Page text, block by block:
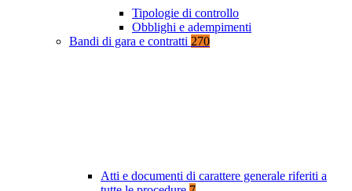
Tipologie di controllo
Obblighi e adempimenti
Bandi di gara e contratti 270
Atti e documenti di carattere generale riferiti a